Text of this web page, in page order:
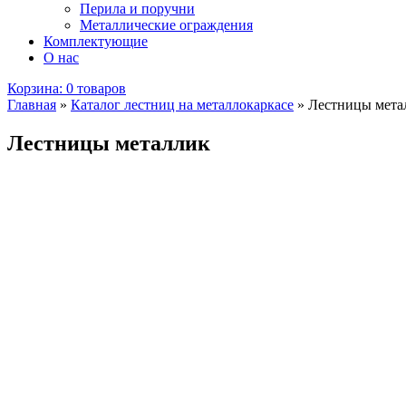
Перила и поручни
Металлические ограждения
Комплектующие
О нас
Корзина: 0 товаров
Главная » Каталог лестниц на металлокаркасе » Лестницы
Лестницы металлик